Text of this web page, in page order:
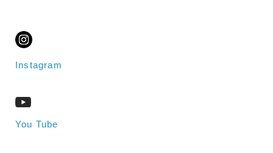
Instagram
You Tube